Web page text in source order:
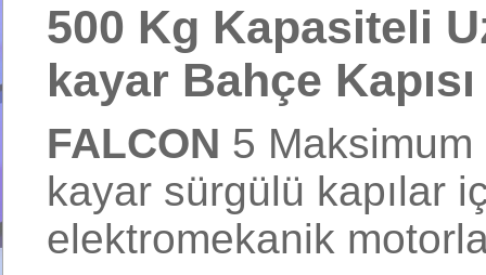
500 Kg Kapasiteli
kayar Bahçe
FALCON 5 Maksimum
kayar sürgülü kapılar
elektromekanik